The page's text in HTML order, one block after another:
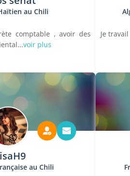
au Chili
comptable , avoir des
voir plus
Je travail
au Chili